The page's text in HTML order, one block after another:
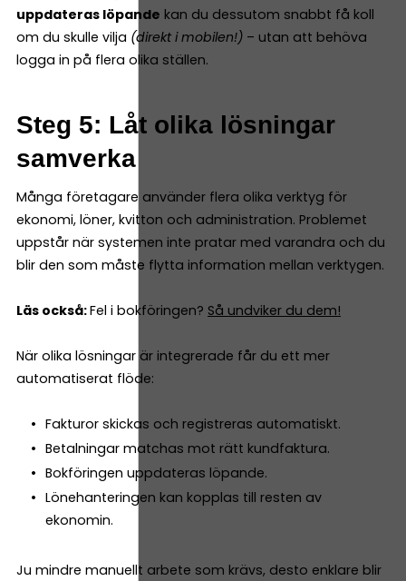
uppdateras löpande kan du dessutom snabbt få koll
om du skulle vilja (direkt i mobilen!) – utan att behöva
logga in på flera olika ställen.
Steg 5: Låt olika lösningar
samverka
Många företagare använder flera olika verktyg för
ekonomi, löner, kvitton och administration. Problemet
uppstår när systemen inte pratar med varandra och du
blir den som måste flytta information mellan verktygen.
Läs också:Fel i bokföringen? Så undviker du dem!
När olika lösningar är integrerade får du ett mer
automatiserat flöde:
Fakturor skickas och registreras automatiskt.
Betalningar matchas mot rätt kundfaktura.
Bokföringen uppdateras löpande.
Lönehanteringen kan kopplas till resten av
ekonomin.
Ju mindre manuellt arbete som krävs, desto enklare blir